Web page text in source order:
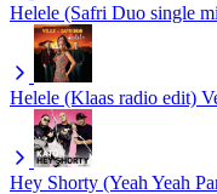
Helele (Safri Duo single
Helele (Klaas radio edit)
Hey Shorty (Yeah Yeah